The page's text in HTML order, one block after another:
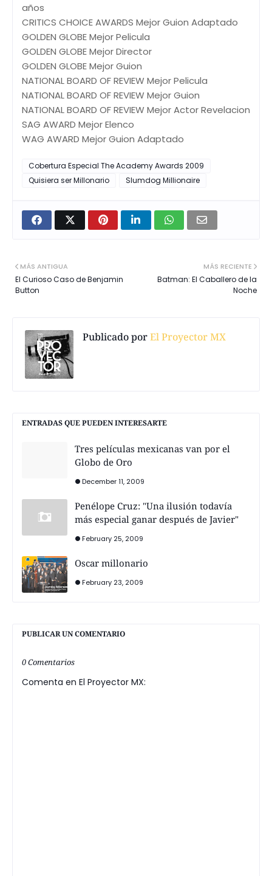
años
CRITICS CHOICE AWARDS Mejor Guion Adaptado
GOLDEN GLOBE Mejor Pelicula
GOLDEN GLOBE Mejor Director
GOLDEN GLOBE Mejor Guion
NATIONAL BOARD OF REVIEW Mejor Pelicula
NATIONAL BOARD OF REVIEW Mejor Guion
NATIONAL BOARD OF REVIEW Mejor Actor Revelacion
SAG AWARD Mejor Elenco
WAG AWARD Mejor Guion Adaptado
Cobertura Especial The Academy Awards 2009
Quisiera ser Millonario
Slumdog Millionaire
MÁS RECIENTE
Batman: El Caballero de la
Noche
MÁS ANTIGUA
El Curioso Caso de Benjamin
Button
Publicado porEl Proyector MX
ENTRADAS QUE PUEDEN INTERESARTE
Tres películas mexicanas van por el
Globo de Oro
December 11, 2009
Penélope Cruz: "Una ilusión todavía
más especial ganar después de Javier"
February 25, 2009
Oscar millonario
February 23, 2009
PUBLICAR UN COMENTARIO
0 Comentarios
Comenta en El Proyector MX: